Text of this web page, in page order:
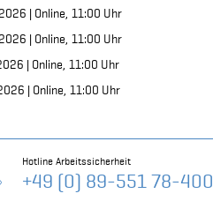
| Online, 11:00 Uhr
| Online, 11:00 Uhr
| Online, 11:00 Uhr
| Online, 11:00 Uhr
Hotline Arbeitssicherheit
+49 (0) 89-551 78-400